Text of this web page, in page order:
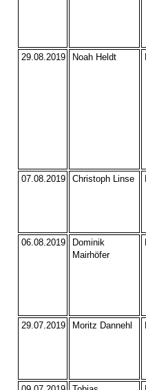
29.08.2019 Noah Heldt
07.08.2019 Christoph Linse
06.08.2019
Dominik
Mairhöfer
29.07.2019 Moritz Dannehl